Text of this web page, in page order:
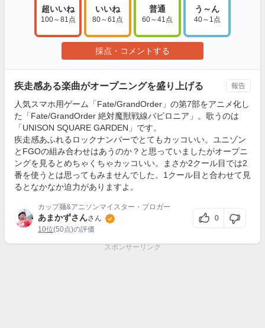
超いいね
100～81点
いいね
80～61点
普通
60～41点
う～ん
40～1点
採点・コメントする
疾走感ある楽曲がオープニングを盛り上げる
人気スマホ用ゲーム「Fate/GrandOrder」の第7部をアニメ化し
た「Fate/GrandOrder 絶対魔獣戦線バビロニア」。歌うのは
「UNISON SQUARE GARDEN」です。
疾走感あふれるロックナンバーでとてもカッコいい。ユニゾン
とFGOの組み合わせはあうのか？と思っていましたがオープニ
ングを見るとめちゃくちゃカッコいい。まさか2クール目では2
番を使うとは思ってもみませんでした。1クール目と合わせて見
るとなかなか迫力がありますよ。
カップ麺&アニソンマイスター・ブロガー
あまかずさんさん
10位(50点)の評価
0
報告
スポンサーリンク